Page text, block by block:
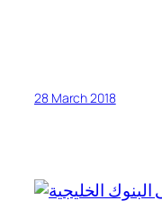
28 March 2018